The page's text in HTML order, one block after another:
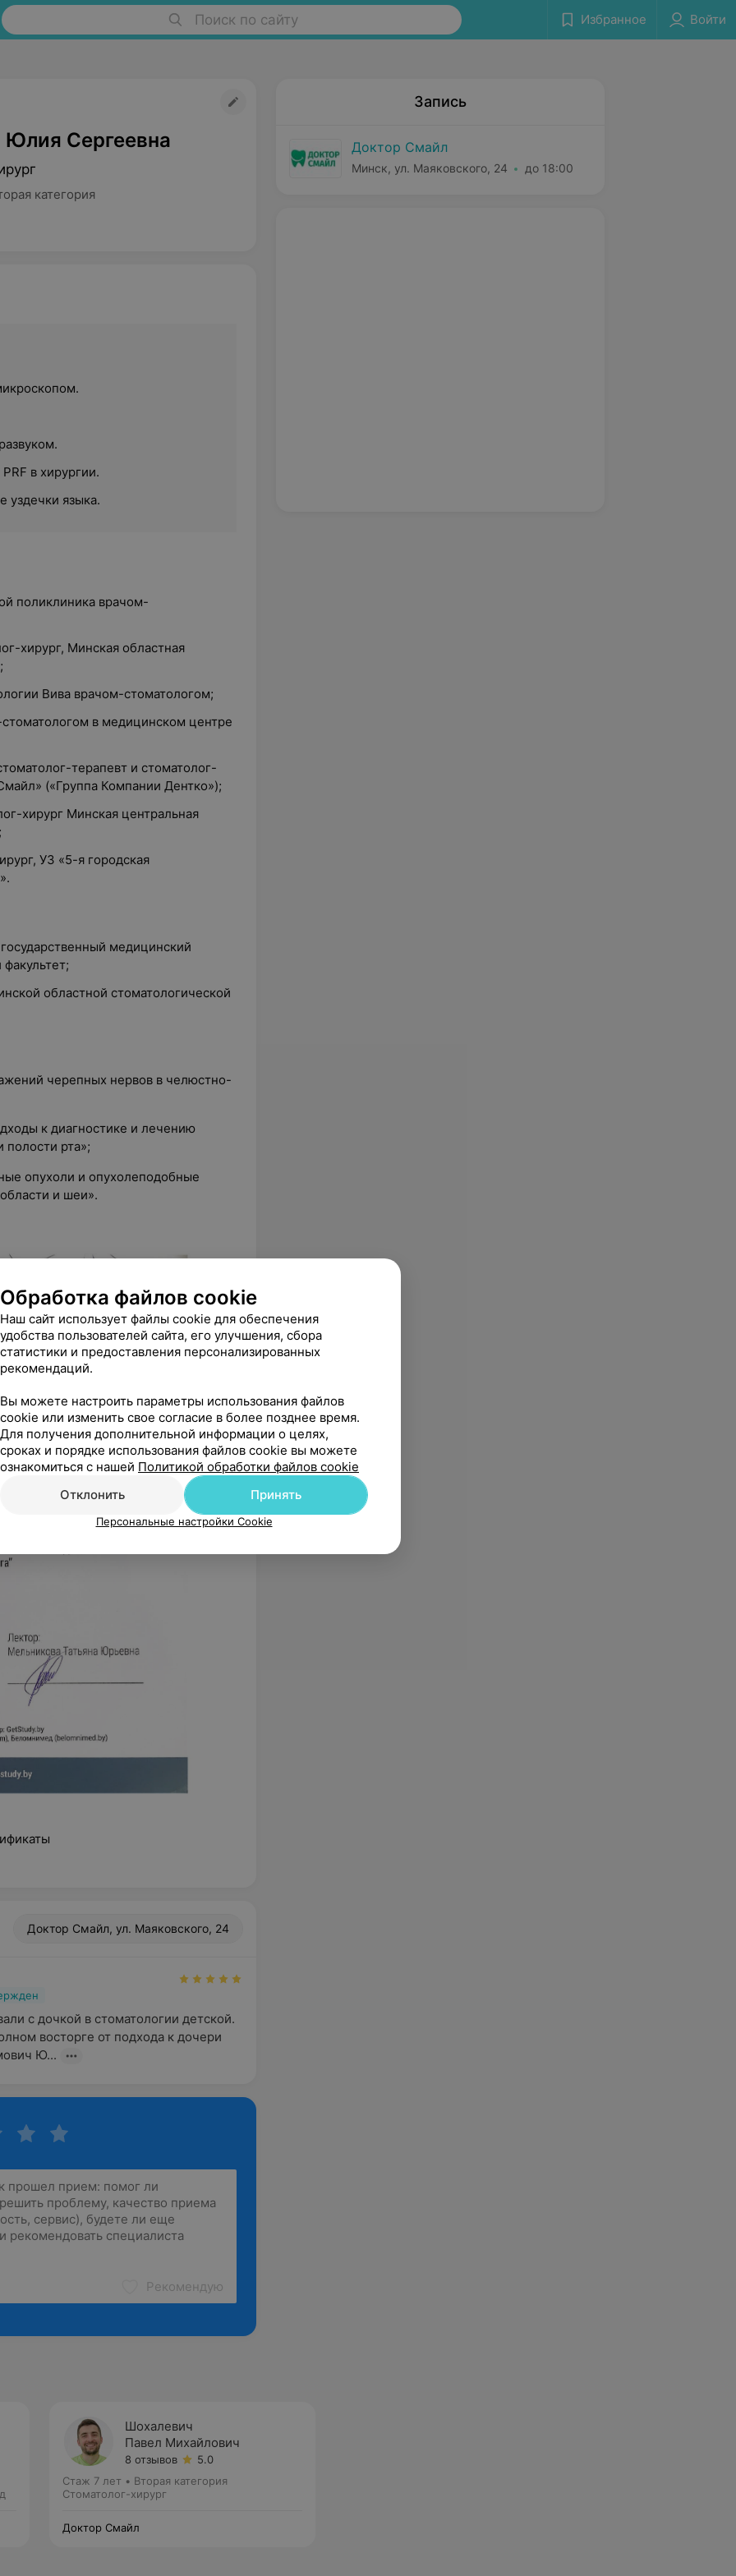
Поиск по сайту Избранное Войти
Сергеевна
категория
в хирургии.
уздечки языка.
поликлиника врачом-
хирург, Минская областная
Вива врачом-стоматологом;
в медицинском центре
терапевт и стоматолог-
(«Группа Компании Дентко»);
хирург Минская центральная
УЗ «5-я городская
медицинский
областной стоматологической
черепных нервов в челюстно-
к диагностике и лечению
полости рта»;
опухоли и опухолеподобные
и шеи».
Доктор Смайл, ул. Маяковского, 24
с дочкой в стоматологии детской.
восторге от подхода к дочери
Ю...
Рекомендую
Запись
Доктор Смайл
Минск, ул. Маяковского, 24 до 18:00
Шохалевич
Павел Михайлович
8 отзывов
5.0
Стаж 7 лет • Вторая категория
Стоматолог-хирург
Доктор Смайл
Обработка файлов cookie
Наш сайт использует файлы cookie для обеспечения
удобства пользователей сайта, его улучшения, сбора
статистики и предоставления персонализированных
рекомендаций.
Вы можете настроить параметры использования файлов
cookie или изменить свое согласие в более позднее время.
Для получения дополнительной информации о целях,
сроках и порядке использования файлов cookie вы можете
ознакомиться с нашей Политикой обработки файлов cookie
Отклонить
Принять
Персональные настройки Cookie